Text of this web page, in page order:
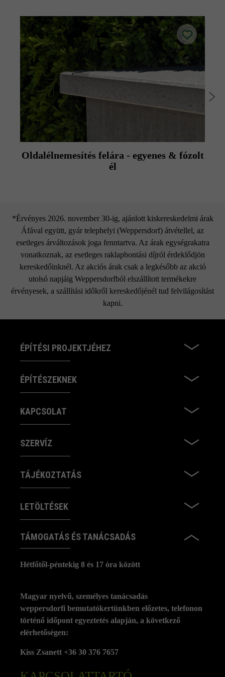
Oldalélnemesítés felára - egyenes & fózolt
él
*Érvényes 2026. november 30-ig, ajánlott kiskereskedelmi árak
Áfával együtt, gyár telephelyi (Weppersdorf) átvétellel, az
esetleges árváltozások joga fenntartva. Az árak egységrakatra
vonatkoznak, az esetleges raklapbontási díjról érdeklődjön
kereskedőinknél. Az akciós árak csak a legkésőbb az akció
utolsó napjáig Weppersdorfból elszállított termékekre
érvényesek, a szállítási időkről kereskedőjénél tud felvilágosítást
kapni.
ÉPÍTÉSI PROJEKTJÉHEZ
ÉPÍTÉSZEKNEK
KAPCSOLAT
SZERVÍZ
TÁJÉKOZTATÁS
LETÖLTÉSEK
TÁMOGATÁS ÉS TANÁCSADÁS
Hétfőtől-péntekig 8 és 17 óra között
Magyar nyelvű, személyes tanácsadás
weppersdorfi bemutatókertünkben előzetes, telefonon
történő időpont egyeztetés alapján, a következő
elérhetőségen:
Kiss Zsanett +36 30 376 7657